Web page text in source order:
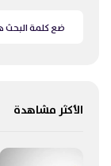
الأكثر مشاهدة